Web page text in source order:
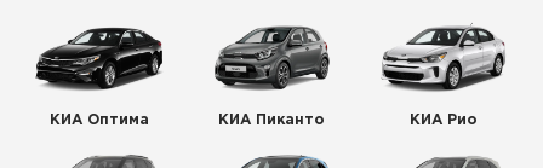
КИА Оптима КИА Пиканто КИА Рио